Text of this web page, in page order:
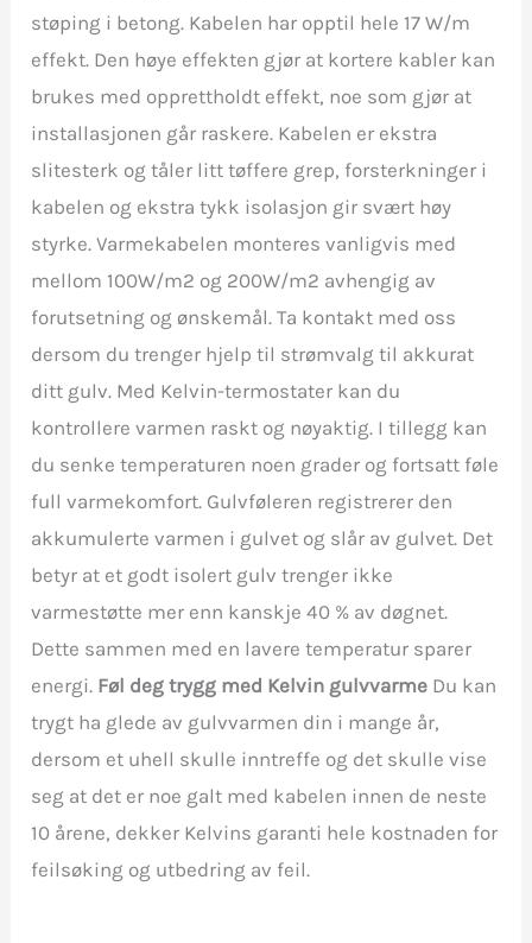
støping i betong. Kabelen har opptil hele 17 W/m
effekt. Den høye effekten gjør at kortere kabler kan
brukes med opprettholdt effekt, noe som gjør at
installasjonen går raskere. Kabelen er ekstra
slitesterk og tåler litt tøffere grep, forsterkninger i
kabelen og ekstra tykk isolasjon gir svært høy
styrke. Varmekabelen monteres vanligvis med
mellom 100W/m2 og 200W/m2 avhengig av
forutsetning og ønskemål. Ta kontakt med oss
dersom du trenger hjelp til strømvalg til akkurat
ditt gulv. Med Kelvin-termostater kan du
kontrollere varmen raskt og nøyaktig. I tillegg kan
du senke temperaturen noen grader og fortsatt føle
full varmekomfort. Gulvføleren registrerer den
akkumulerte varmen i gulvet og slår av gulvet. Det
betyr at et godt isolert gulv trenger ikke
varmestøtte mer enn kanskje 40 % av døgnet.
Dette sammen med en lavere temperatur sparer
energi. Føl deg trygg med Kelvin gulvvarme Du kan
trygt ha glede av gulvvarmen din i mange år,
dersom et uhell skulle inntreffe og det skulle vise
seg at det er noe galt med kabelen innen de neste
10 årene, dekker Kelvins garanti hele kostnaden for
feilsøking og utbedring av feil.